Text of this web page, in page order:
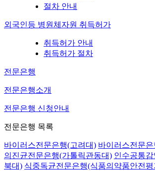
절차 안내
외국인등 병원체자원 취득허가
취득허가 안내
취득허가 절차
전문은행
전문은행소개
전문은행 신청안내
전문은행 목록
바이러스전문은행(고려대) 바이러스전문
의진균전문은행(가톨릭관동대) 인수공통
북대) 식중독균전문은행(식품의약품안전